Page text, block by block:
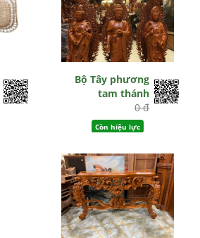
Bộ Tây phương
tam thánh
0 đ
Còn hiệu lực